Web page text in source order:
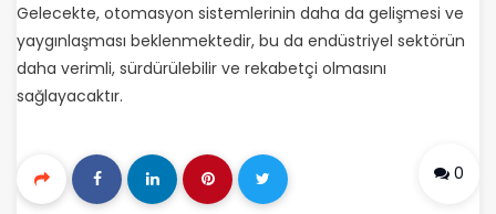
Gelecekte, otomasyon sistemlerinin daha da gelişmesi ve
yaygınlaşması beklenmektedir, bu da endüstriyel sektörün
daha verimli, sürdürülebilir ve rekabetçi olmasını
sağlayacaktır.
0